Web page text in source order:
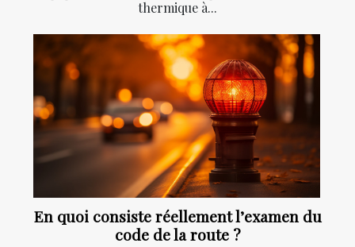
thermique à...
En quoi consiste réellement l’examen du
code de la route ?